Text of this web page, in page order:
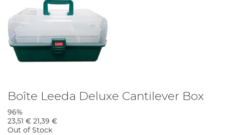
Boîte Leeda Deluxe Cantilever Box
96%
23,51 € 21,39 €
Out of Stock